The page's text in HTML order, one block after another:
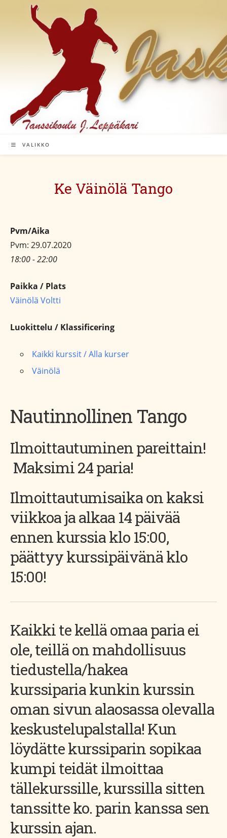
VALIKKO
Ke Väinölä Tango
Pvm/Aika
Pvm: 29.07.2020
18:00 - 22:00
Paikka / Plats
Väinölä Voltti
Luokittelu / Klassificering
Kaikki kurssit / Alla kurser
Väinölä
Nautinnollinen Tango
Ilmoittautuminen pareittain!
Maksimi 24 paria!
Ilmoittautumisaika on kaksi
viikkoa ja alkaa 14 päivää
ennen kurssia klo 15:00,
päättyy kurssipäivänä klo
15:00!
Kaikki te kellä omaa paria ei
ole, teillä on mahdollisuus
tiedustella/hakea
kurssiparia kunkin kurssin
oman sivun alaosassa olevalla
keskustelupalstalla! Kun
löydätte kurssiparin sopikaa
kumpi teidät ilmoittaa
tällekurssille, kurssilla sitten
tanssitte ko. parin kanssa sen
kurssin ajan.